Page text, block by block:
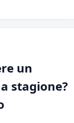
un
stagione?